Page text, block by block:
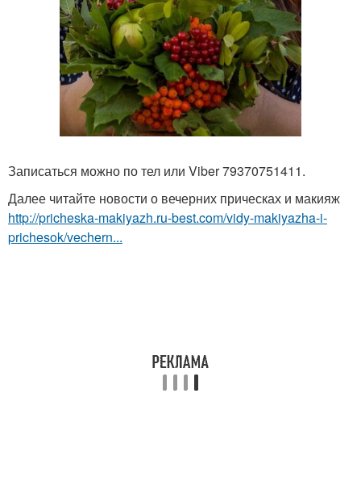
Записаться можно по тел или Viber 79370751411.
Далее читайте новости о вечерних прическах и макияж
http://pricheska-makiyazh.ru-best.com/vidy-makiyazha-i-
prichesok/vechern...